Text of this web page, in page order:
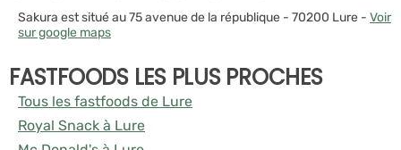
Sakura est situé au 75 avenue de la république - 70200 Lure - Voir
sur google maps
FASTFOODS LES PLUS PROCHES
Tous les fastfoods de Lure
Royal Snack à Lure